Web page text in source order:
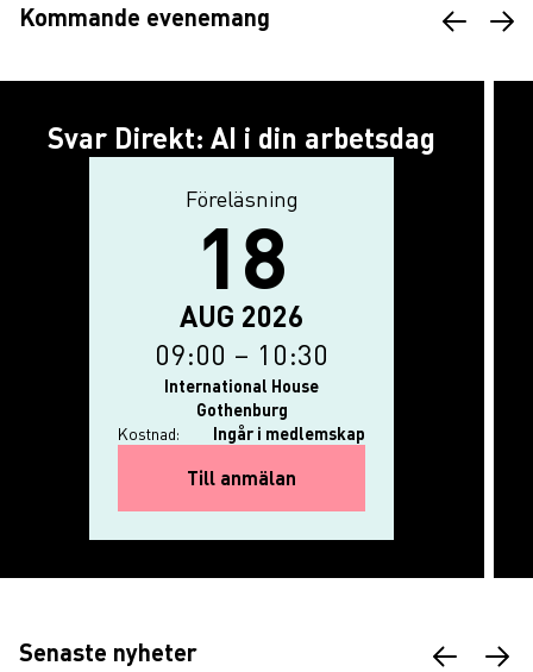
Kommande evenemang
Svar Direkt: AI i din arbetsdag
Aktivitetstyp
Föreläsning
Evenemanget börjar: 18 augusti
The event ends on: 18 augusti
18
AUG 2026
09:00 – 10:30
International House
Gothenburg
Kostnad:
Ingår i medlemskap
Till anmälan
Nyheter
Senaste nyheter